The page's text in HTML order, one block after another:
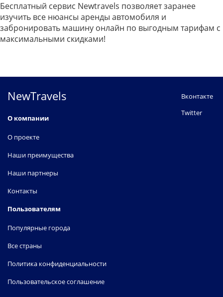
Бесплатный сервис Newtravels позволяет заранее
изучить все нюансы аренды автомобиля и
забронировать машину онлайн по выгодным тарифам с
максимальными скидками!
NewTravels
О компании
О проекте
Наши преимущества
Наши партнеры
Контакты
Пользователям
Популярные города
Все страны
Политика конфиденциальности
Пользовательское соглашение
Вконтакте
Twitter